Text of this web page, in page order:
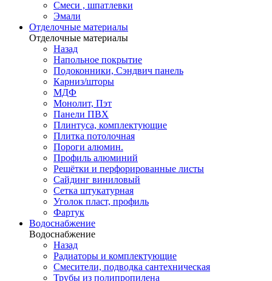
Смеси , шпатлевки
Эмали
Отделочные материалы
Отделочные материалы
Назад
Напольное покрытие
Подоконники, Сэндвич панель
Карниз/шторы
МДФ
Монолит, Пэт
Панели ПВХ
Плинтуса, комплектующие
Плитка потолочная
Пороги алюмин.
Профиль алюминий
Решётки и перфорированные листы
Сайдинг виниловый
Сетка штукатурная
Уголок пласт, профиль
Фартук
Водоснабжение
Водоснабжение
Назад
Радиаторы и комплектующие
Смесители, подводка сантехническая
Трубы из полипропилена